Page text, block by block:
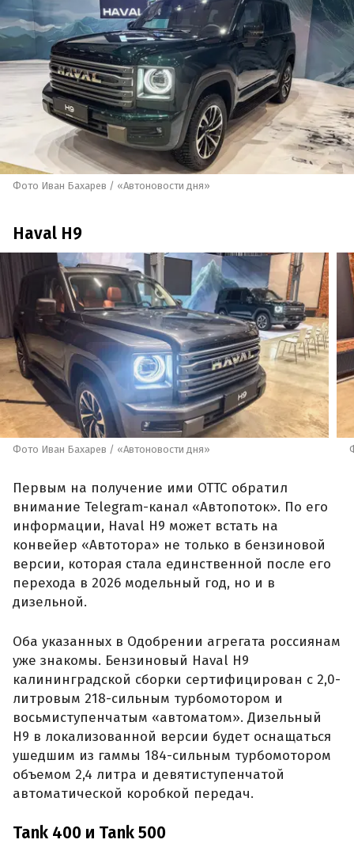
Фото Иван Бахарев / «Автоновости дня»
Haval H9
Фото Иван Бахарев / «Автоновости дня»
Первым на получение ими ОТТС обратил
внимание Telegram-канал «Автопоток». По его
информации, Haval H9 может встать на
конвейер «Автотора» не только в бензиновой
версии, которая стала единственной после его
перехода в 2026 модельный год, но и в
дизельной.
Оба указанных в Одобрении агрегата россиянам
уже знакомы. Бензиновый Haval H9
калининградской сборки сертифицирован с 2,0-
литровым 218-сильным турбомотором и
восьмиступенчатым «автоматом». Дизельный
H9 в локализованной версии будет оснащаться
ушедшим из гаммы 184-сильным турбомотором
объемом 2,4 литра и девятиступенчатой
автоматической коробкой передач.
Tank 400 и Tank 500